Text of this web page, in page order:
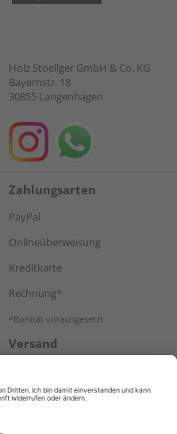
Holz Stoellger GmbH & Co. KG
Bayernstr. 18
30855 Langenhagen
Zahlungsarten
PayPal
Onlineüberweisung
Kreditkarte
Rechnung*
*Bonität vorausgesetzt
Versand
Versandkosten